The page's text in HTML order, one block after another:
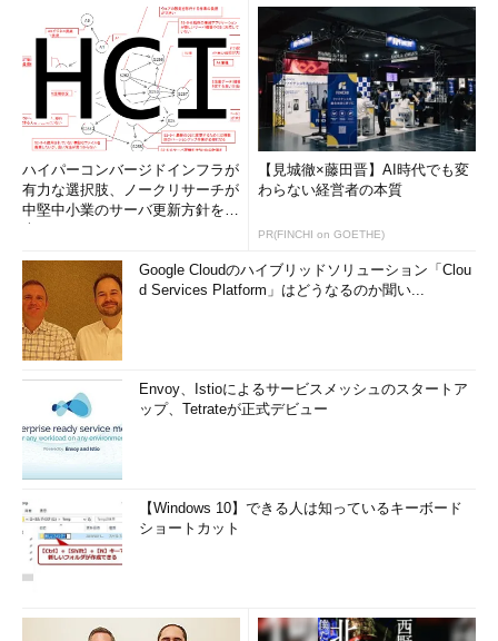
ハイパーコンバージドインフラが
有力な選択肢、ノークリサーチが
中堅中小業のサーバ更新方針を調
【見城徹×藤田晋】AI時代でも変
わらない経営者の本質
PR(FINCHI on GOETHE)
Google Cloudのハイブリッドソリューション「Clou
d Services Platform」はどうなるのか聞い...
Envoy、Istioによるサービスメッシュのスタートア
ップ、Tetrateが正式デビュー
【Windows 10】できる人は知っているキーボード
ショートカット